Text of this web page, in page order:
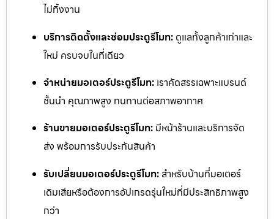
ไม่ทิ้งงาน
บริการติดตั้งและซ่อมประตูรีโมท: ดูแลทั้งลูกค้าเก่าและ
ใหม่ ครบจบในที่เดียว
จำหน่ายมอเตอร์ประตูรีโมท: เราคัดสรรเฉพาะแบรนด์
ชั้นนำ คุณภาพสูง ทนทานต่อสภาพอากาศ
ร้านขายมอเตอร์ประตูรีโมท: มีหน้าร้านและบริการจัด
ส่ง พร้อมการรับประกันสินค้า
รับเปลี่ยนมอเตอร์ประตูรีโมท: สำหรับบ้านที่มอเตอร์
เดิมเสียหรือต้องการอัปเกรดรุ่นใหม่ที่มีประสิทธิภาพสูง
กว่า